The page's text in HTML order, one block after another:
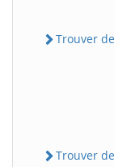
Trouver
Trouver